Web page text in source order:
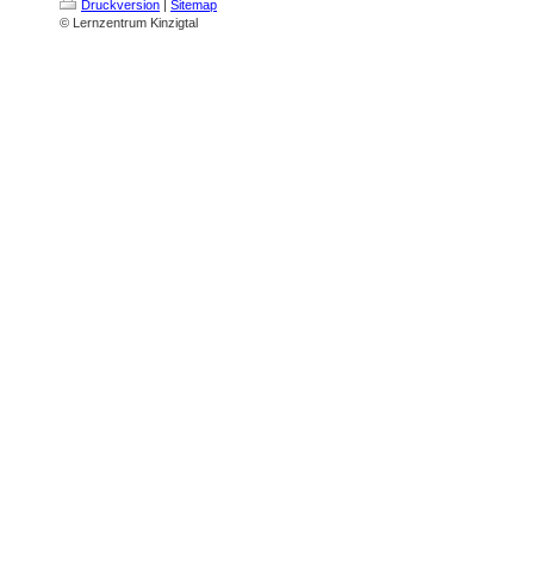
Druckversion | Sitemap
© Lernzentrum Kinzigtal